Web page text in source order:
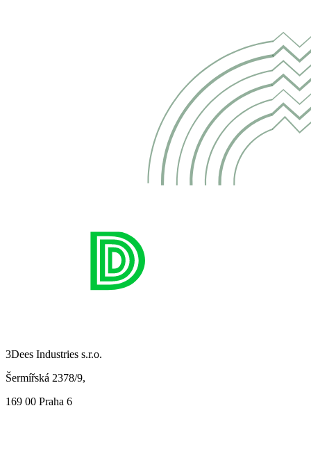
3Dees Industries s.r.o.
Šermířská 2378/9,
169 00 Praha 6